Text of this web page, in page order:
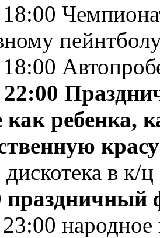
22:00
ребенка,
в к/
праздничный